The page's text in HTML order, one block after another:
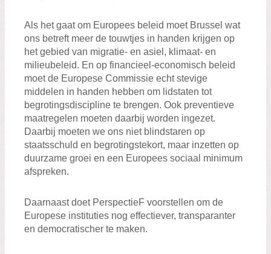
Als het gaat om Europees beleid moet Brussel wat
ons betreft meer de touwtjes in handen krijgen op
het gebied van migratie- en asiel, klimaat- en
milieubeleid. En op financieel-economisch beleid
moet de Europese Commissie echt stevige
middelen in handen hebben om lidstaten tot
begrotingsdiscipline te brengen. Ook preventieve
maatregelen moeten daarbij worden ingezet.
Daarbij moeten we ons niet blindstaren op
staatsschuld en begrotingstekort, maar inzetten op
duurzame groei en een Europees sociaal minimum
afspreken.
Daarnaast doet PerspectieF voorstellen om de
Europese instituties nog effectiever, transparanter
en democratischer te maken.